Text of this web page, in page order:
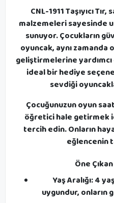
CNL-1911 Taşıyıcı
malzemeleri sayesinde
sunuyor. Çocukların
oyuncak, aynı
geliştirmelerine
ideal bir hediye
sevdiği
Çocuğunuzun oyun
öğretici hale getirmek
tercih edin. Onların
eğlencenin
Öne
Yaş Aralığı: 4
uygundur, onların